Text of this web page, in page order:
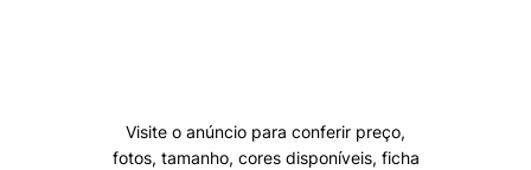
Visite o anúncio para conferir preço,
fotos, tamanho, cores disponíveis, ficha